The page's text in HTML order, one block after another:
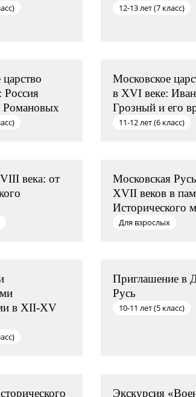
12-13 лет (7 класс)
Россия
Романовых
Московское
в XVI веке: Иван
Грозный и его
11-12 лет (6 класс)
века: от
Московская
XVII веков в
Исторического
Для взрослых
в XII-XV
Приглашение в
Русь
10-11 лет (5 класс)
Экскурсия